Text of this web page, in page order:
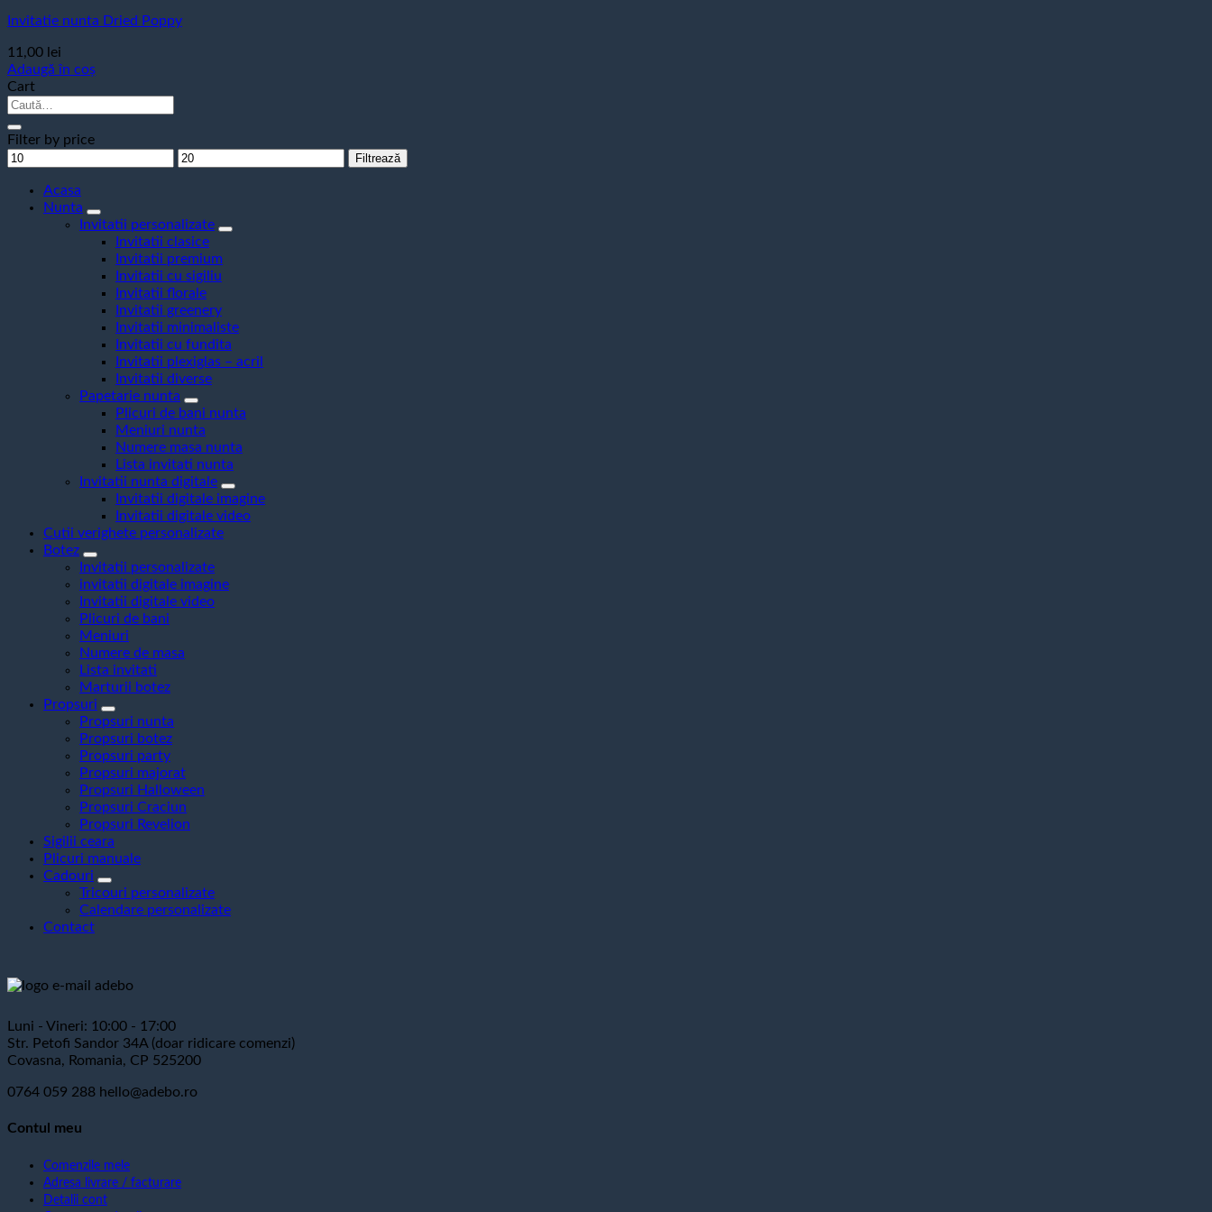
Invitatie nunta Dried Poppy
11,00 lei
Adaugă în coș
Cart
Caută
Filter by price
Preț
Preț
Filtrează
Acasa
Nunta
Invitatii personalizate
Invitatii clasice
Invitatii premium
Invitatii cu sigiliu
Invitatii florale
Invitatii greenery
Invitatii minimaliste
Invitatii cu fundita
Invitatii plexiglas – acril
Invitatii diverse
Papetarie nunta
Plicuri de bani nunta
Meniuri nunta
Numere masa nunta
Lista invitati nunta
Invitatii nunta digitale
Invitatii digitale imagine
Invitatii digitale video
Cutii verighete personalizate
Botez
Invitatii personalizate
invitatii digitale imagine
Invitatii digitale video
Plicuri de bani
Meniuri
Numere de masa
Lista invitati
Marturii botez
Propsuri
Propsuri nunta
Propsuri botez
Propsuri party
Propsuri majorat
Propsuri Halloween
Propsuri Craciun
Propsuri Revelion
Sigilii ceara
Plicuri manuale
Cadouri
Tricouri personalizate
Calendare personalizate
Contact
Luni - Vineri: 10:00 - 17:00
Str. Petofi Sandor 34A (doar ridicare comenzi)
Covasna, Romania, CP 525200
0764 059 288 hello@adebo.ro
Contul meu
Comenzile mele
Adresa livrare / facturare
Detalii cont